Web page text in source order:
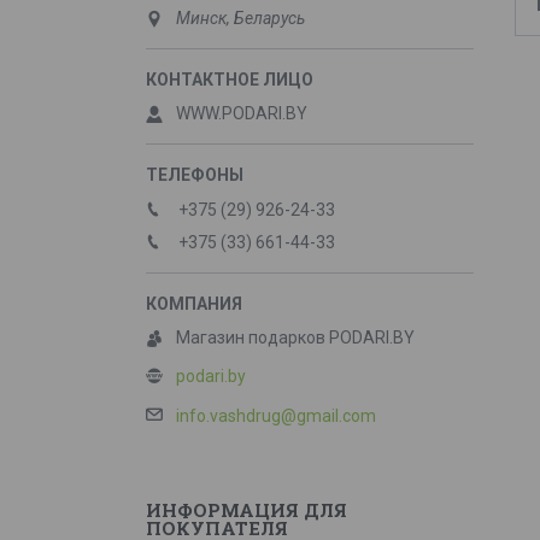
Минск, Беларусь
WWW.PODARI.BY
+375 (29) 926-24-33
+375 (33) 661-44-33
Магазин подарков PODARI.BY
podari.by
info.vashdrug@gmail.com
ИНФОРМАЦИЯ ДЛЯ
ПОКУПАТЕЛЯ